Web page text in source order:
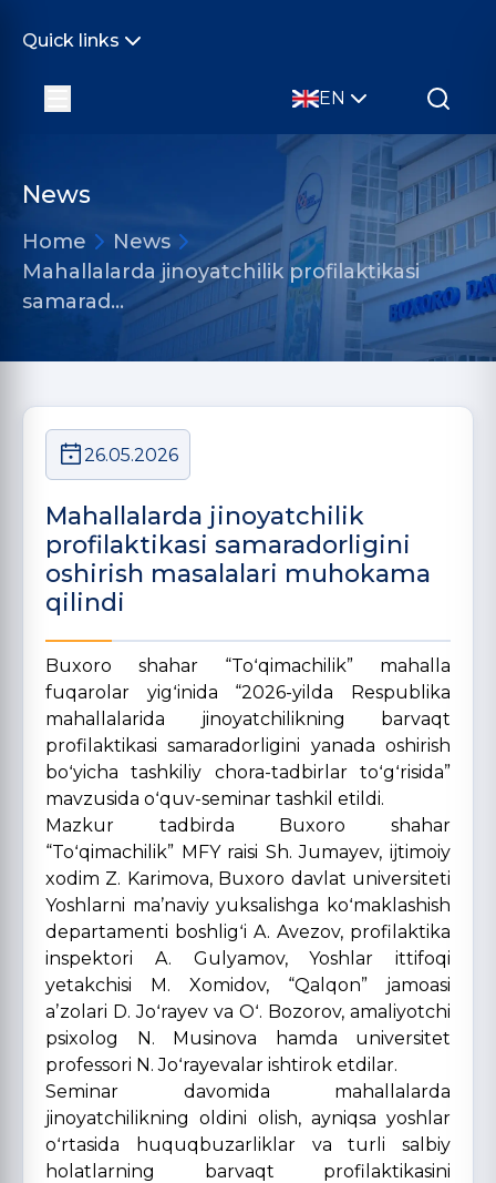
Quick links
EN
News
Home
News
Mahallalarda jinoyatchilik profilaktikasi
samarad…
26.05.2026
Mahallalarda jinoyatchilik
profilaktikasi samaradorligini
oshirish masalalari muhokama
qilindi
Buxoro shahar “Toʻqimachilik” mahalla
fuqarolar yigʻinida “2026-yilda Respublika
mahallalarida jinoyatchilikning barvaqt
profilaktikasi samaradorligini yanada oshirish
boʻyicha tashkiliy chora-tadbirlar toʻgʻrisida”
mavzusida oʻquv-seminar tashkil etildi.
Mazkur tadbirda Buxoro shahar
“Toʻqimachilik” MFY raisi Sh. Jumayev, ijtimoiy
xodim Z. Karimova, Buxoro davlat universiteti
Yoshlarni maʼnaviy yuksalishga koʻmaklashish
departamenti boshligʻi A. Avezov, profilaktika
inspektori A. Gulyamov, Yoshlar ittifoqi
yetakchisi M. Xomidov, “Qalqon” jamoasi
aʼzolari D. Joʻrayev va Oʻ. Bozorov, amaliyotchi
psixolog N. Musinova hamda universitet
professori N. Joʻrayevalar ishtirok etdilar.
Seminar davomida mahallalarda
jinoyatchilikning oldini olish, ayniqsa yoshlar
oʻrtasida huquqbuzarliklar va turli salbiy
holatlarning barvaqt profilaktikasini